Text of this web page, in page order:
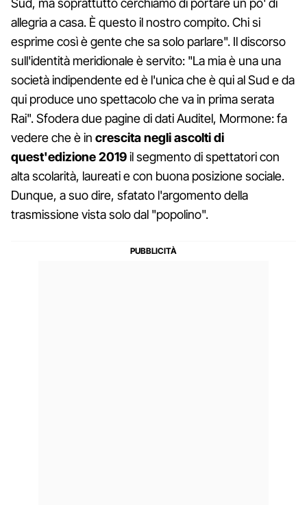
Sud, ma soprattutto cerchiamo di portare un po' di
allegria a casa. È questo il nostro compito. Chi si
esprime così è gente che sa solo parlare". Il discorso
sull'identità meridionale è servito: "La mia è una una
società indipendente ed è l'unica che è qui al Sud e da
qui produce uno spettacolo che va in prima serata
Rai". Sfodera due pagine di dati Auditel, Mormone: fa
vedere che è in crescita negli ascolti di
quest'edizione 2019il segmento di spettatori con
alta scolarità, laureati e con buona posizione sociale.
Dunque, a suo dire, sfatato l'argomento della
trasmissione vista solo dal "popolino".